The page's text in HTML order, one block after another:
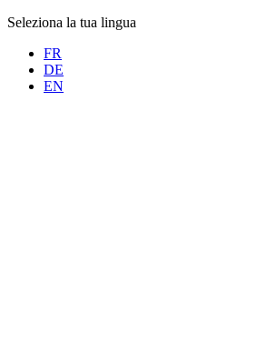
Seleziona la tua lingua
FR
DE
EN